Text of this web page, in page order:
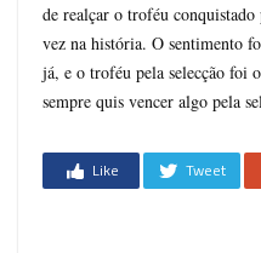
de realçar o troféu
vez na história. O sentimento
já, e o troféu pela selecção foi
sempre quis vencer algo pela
Like Tweet